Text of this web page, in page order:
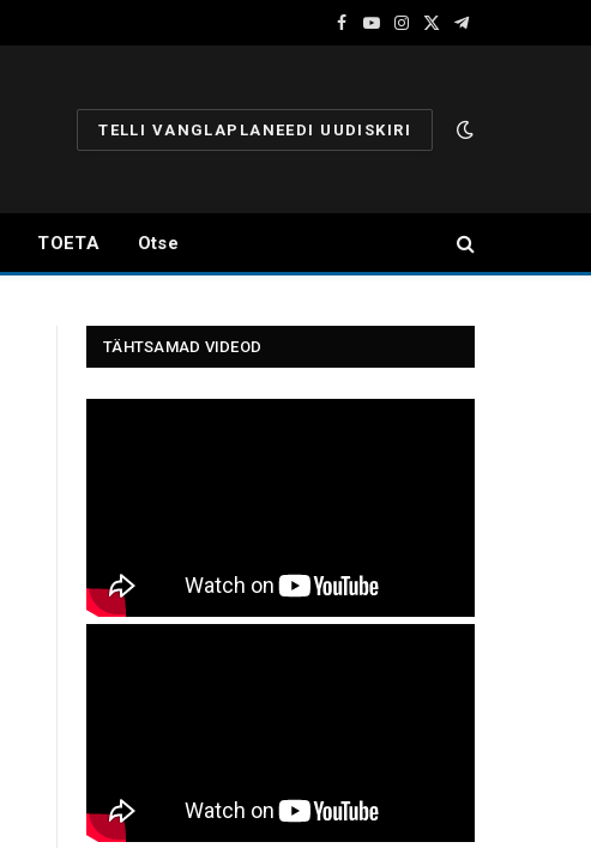
Facebook
YouTube
Instagram
X
Telegram
TELLI VANGLAPLANEEDI UUDISKIRI
TOETA Otse
TÄHTSAMAD VIDEOD